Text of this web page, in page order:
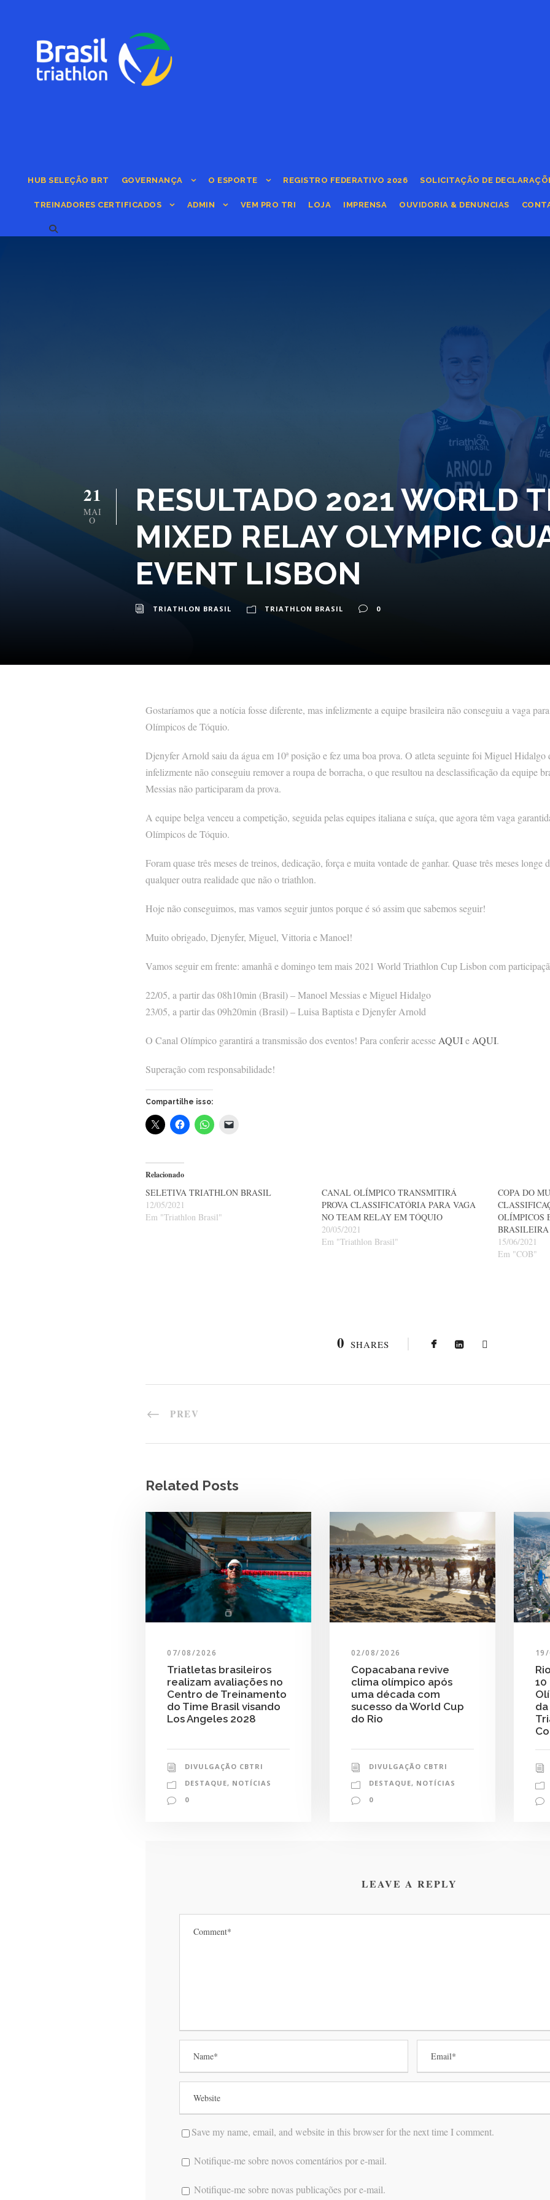
HUB SELEÇÃO BRT GOVERNANÇA O ESPORTE REGISTRO FEDERATIVO 2026 SOLICITAÇÃO DE
TREINADORES CERTIFICADOS ADMIN VEM PRO TRI LOJA IMPRENSA OUVIDORIA & DENUNCIAS
21
MAI
O
RESULTADO 2021 WORLD
MIXED RELAY OLYMPIC
EVENT LISBON
TRIATHLON BRASIL TRIATHLON BRASIL 0
Gostaríamos que a notícia fosse diferente, mas infelizmente a equipe brasileira não conseguiu a vaga
Olímpicos de Tóquio.
Djenyfer Arnold saiu da água em 10ª posição e fez uma boa prova. O atleta seguinte foi Miguel Hidalgo
infelizmente não conseguiu remover a roupa de borracha, o que resultou na desclassificação da equipe
Messias não participaram da prova.
A equipe belga venceu a competição, seguida pelas equipes italiana e suíça, que agora têm vaga
Olímpicos de Tóquio.
Foram quase três meses de treinos, dedicação, força e muita vontade de ganhar. Quase três meses
qualquer outra realidade que não o triathlon.
Hoje não conseguimos, mas vamos seguir juntos porque é só assim que sabemos seguir!
Muito obrigado, Djenyfer, Miguel, Vittoria e Manoel!
Vamos seguir em frente: amanhã e domingo tem mais 2021 World Triathlon Cup Lisbon com
22/05, a partir das 08h10min (Brasil) – Manoel Messias e Miguel Hidalgo
23/05, a partir das 09h20min (Brasil) – Luisa Baptista e Djenyfer Arnold
O Canal Olímpico garantirá a transmissão dos eventos! Para conferir acesseAQUIeAQUI.
Superação com responsabilidade!
Compartilhe isso:
Relacionado
SELETIVA TRIATHLON BRASIL
12/05/2021
Em "Triathlon Brasil"
CANAL OLÍMPICO TRANSMITIRÁ
PROVA CLASSIFICATÓRIA PARA VAGA
NO TEAM RELAY EM TÓQUIO
20/05/2021
Em "Triathlon Brasil"
COPA DO
OLÍMPICOS
BRASILEIRA
15/06/2021
Em "COB"
0 SHARES
PREV
Related Posts
07/08/2026
Triatletas brasileiros
realizam avaliações no
Centro de Treinamento
do Time Brasil visando
Los Angeles 2028
DIVULGAÇÃO CBTRI
DESTAQUE, NOTÍCIAS
0
02/08/2026
Copacabana revive
clima olímpico após
uma década com
sucesso da World Cup
do Rio
DIVULGAÇÃO CBTRI
DESTAQUE, NOTÍCIAS
0
10
LEAVE A REPLY
Save my name, email, and website in this browser for the next time I comment.
Notifique-me sobre novos comentários por e-mail.
Notifique-me sobre novas publicações por e-mail.